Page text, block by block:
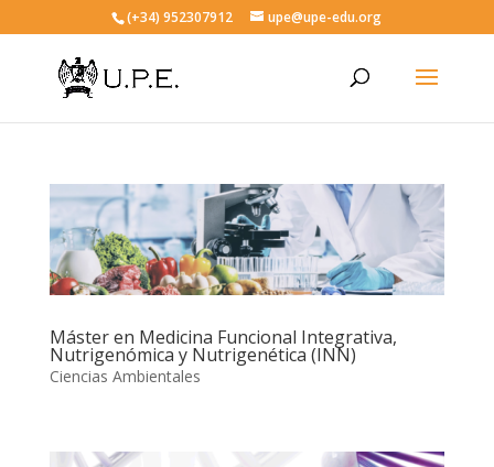
(+34) 952307912 upe@upe-edu.org
Máster en Medicina Funcional Integrativa,
Nutrigenómica y Nutrigenética (INN)
Ciencias Ambientales